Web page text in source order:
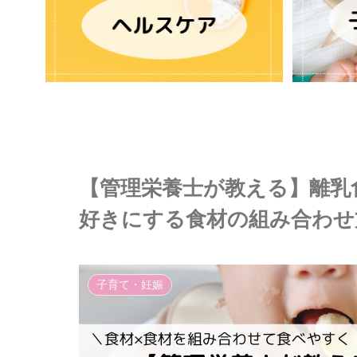
【管理栄養士が教える】離
好きにする食材の組み合わ
子育て・妊娠